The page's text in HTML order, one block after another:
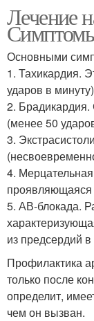
Лечение
Основными
1. Тахикардия.
ударов в
2.
(менее 50
3.
4.
5. АВ-блокада.
из предсердий
Профилактика
только после
определит,
чем он вызван.